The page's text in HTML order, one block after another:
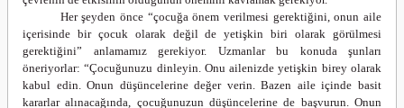
Her şeyden önce “çocuğa önem verilmesi gerektiğini, onun aile
içerisinde bir çocuk olarak değil de yetişkin biri olarak görülmesi
gerektiğini” anlamamız gerekiyor. Uzmanlar bu konuda şunları
öneriyorlar: “Çocuğunuzu dinleyin. Onu ailenizde yetişkin birey olarak
kabul edin. Onun düşüncelerine değer verin. Bazen aile içinde basit
kararlar alınacağında, çocuğunuzun düşüncelerine de başvurun. Onun